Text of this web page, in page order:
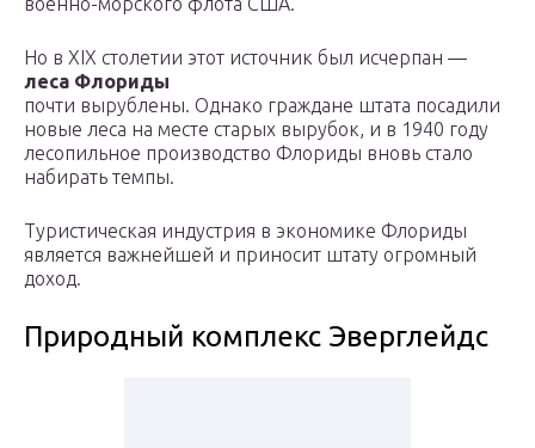
Но в XIX столетии этот источник был исчерпан —
леса Флориды
почти вырублены. Однако граждане штата посадили
новые леса на месте старых вырубок, и в 1940 году
лесопильное производство Флориды вновь стало
набирать темпы.
Туристическая индустрия в экономике Флориды
является важнейшей и приносит штату огромный
доход.
Природный комплекс Эверглейдс